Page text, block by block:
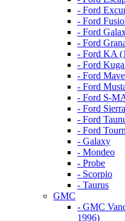
- Ford
- Ford
- Ford
- Ford
- Ford KA
- Ford
- Ford
- Ford
- Ford S-
- Ford
- Ford
- Ford
- Galaxy
- Mondeo
- Probe
- Scorpio
- Taurus
GMC
- GMC
1996)